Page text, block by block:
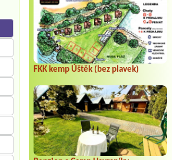
FKK kemp Úštěk (bez plavek)